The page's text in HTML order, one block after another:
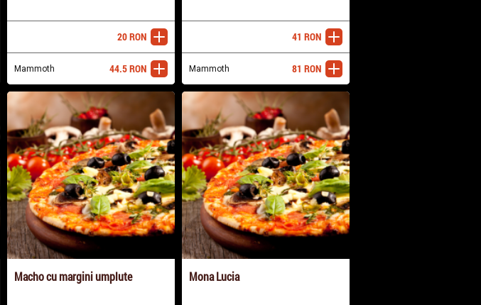
adaugă
20RON
Mammoth adaugă
44.5RON
adaugă
41 RON
Mammoth adaugă
81 RON
Macho cu margini umplute Mona Lucia